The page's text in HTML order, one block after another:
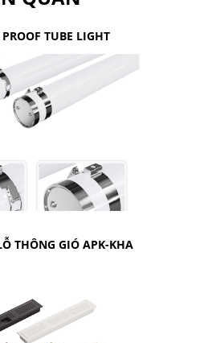
TUBE LIGHT
THÔNG GIÓ APK-KHA